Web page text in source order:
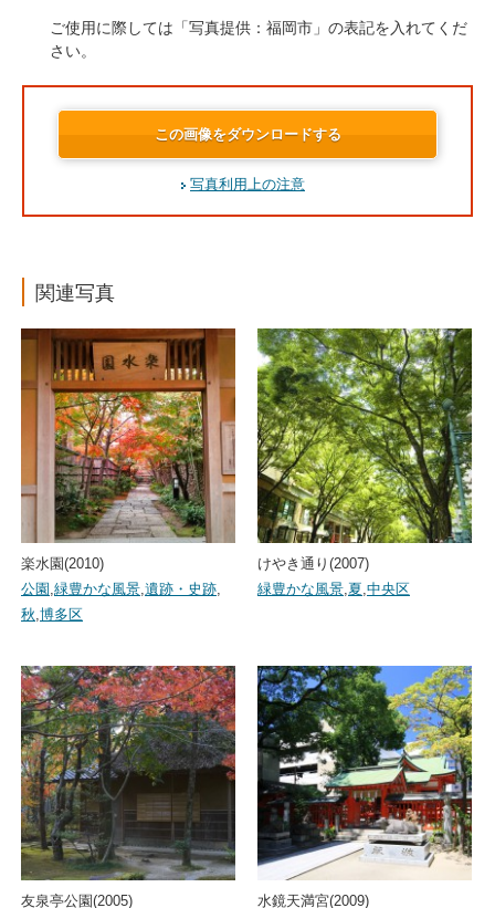
ご使用に際しては「写真提供：福岡市」の表記を入れてくだ
さい。
この画像をダウンロードする
写真利用上の注意
関連写真
楽水園(2010)
公園 ,緑豊かな風景,遺跡・史跡,
秋,博多区
けやき通り(2007)
緑豊かな風景,夏,中央区
友泉亭公園(2005) 水鏡天満宮(2009)